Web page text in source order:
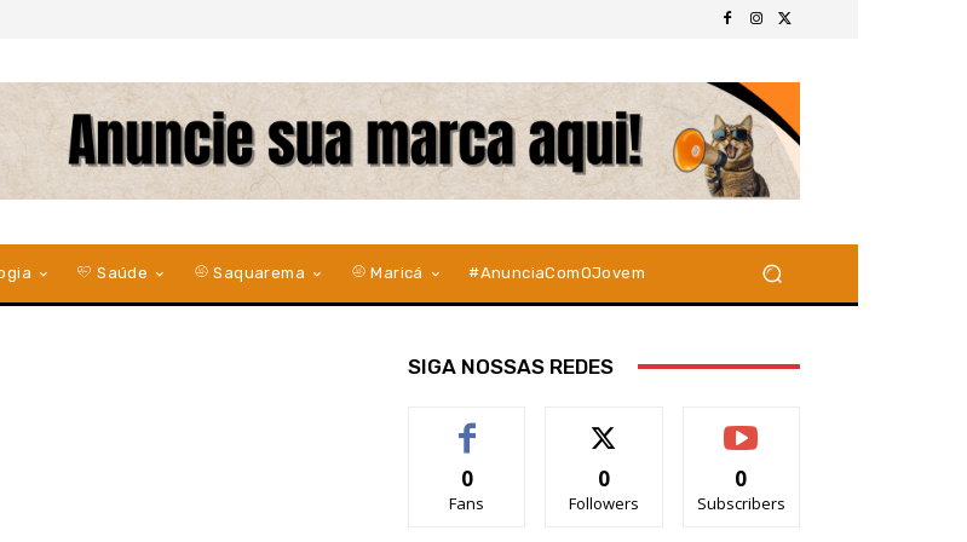
Saúde Saquarema Maricá #AnunciaComOJovem
SIGA NOSSAS REDES
0
Fans
0
Followers
0
Subscribers